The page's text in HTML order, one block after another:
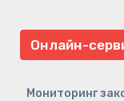
Онлайн-
Мониторинг